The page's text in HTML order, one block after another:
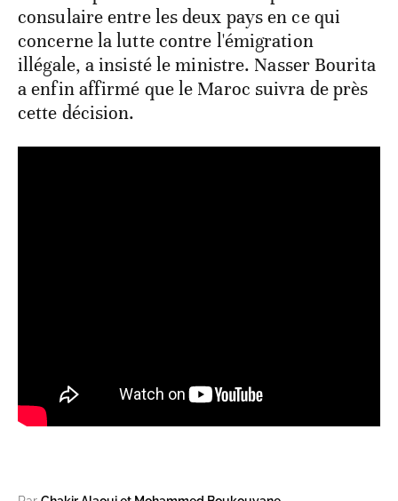
consulaire entre les deux pays en ce qui
concerne la lutte contre l'émigration
illégale, a insisté le ministre. Nasser Bourita
a enfin affirmé que le Maroc suivra de près
cette décision.